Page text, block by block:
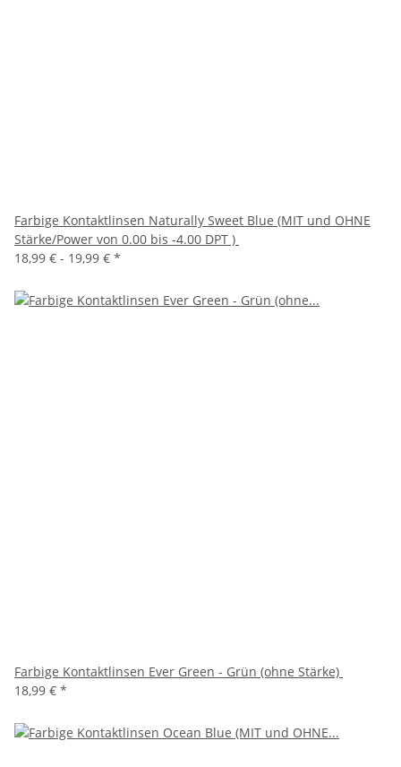
Farbige Kontaktlinsen Naturally Sweet Blue (MIT und OHNE
Stärke/Power von 0.00 bis -4.00 DPT )
18,99 € - 19,99 € *
Farbige Kontaktlinsen Ever Green - Grün (ohne Stärke)
18,99 € *